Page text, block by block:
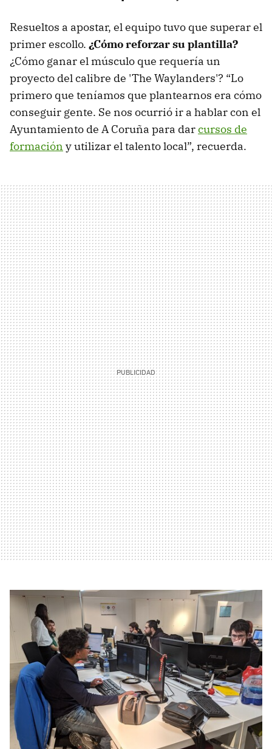
Resueltos a apostar, el equipo tuvo que superar el
primer escollo. ¿Cómo reforzar su plantilla?
¿Cómo ganar el músculo que requería un
proyecto del calibre de 'The Waylanders'? “Lo
primero que teníamos que plantearnos era cómo
conseguir gente. Se nos ocurrió ir a hablar con el
Ayuntamiento de A Coruña para darcursos de
formación y utilizar el talento local”, recuerda.